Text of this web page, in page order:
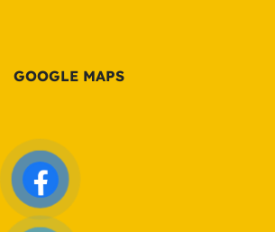
GOOGLE MAPS